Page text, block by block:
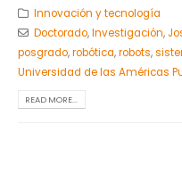
Innovación y tecnología
Doctorado,Investigación,
posgrado,robótica,robots,
Universidad de las Américas
READ MORE...